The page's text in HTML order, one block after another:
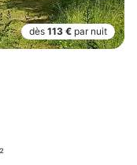
dès 113 € par nuit